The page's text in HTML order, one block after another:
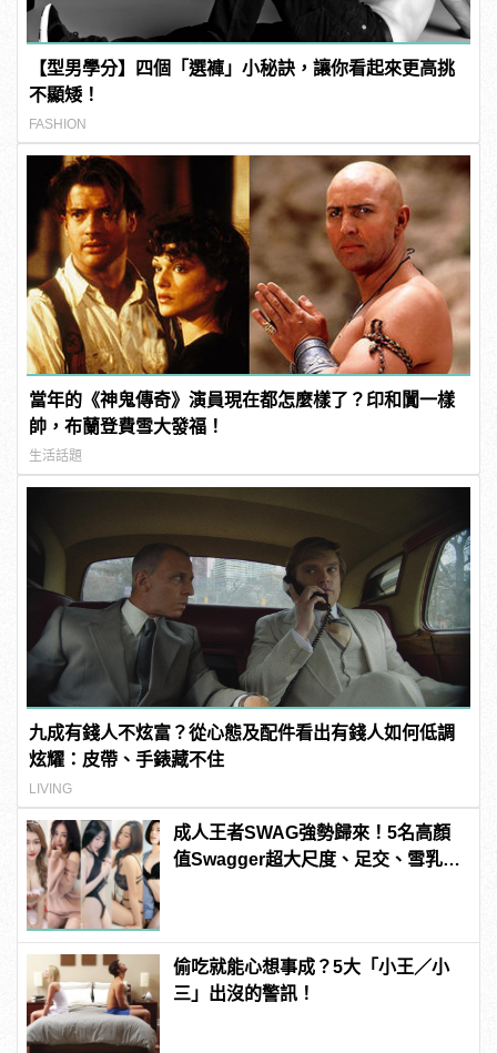
【型男學分】四個「選褲」小秘訣，讓你看起來更高挑
不顯矮！
FASHION
當年的《神鬼傳奇》演員現在都怎麼樣了？印和闐一樣
帥，布蘭登費雪大發福！
生活話題
九成有錢人不炫富？從心態及配件看出有錢人如何低調
炫耀：皮帶、手錶藏不住
LIVING
成人王者SWAG強勢歸來！5名高顏
值Swagger超大尺度、足交、雪乳、
偷吃就能心想事成？5大「小王／小
三」出沒的警訊！